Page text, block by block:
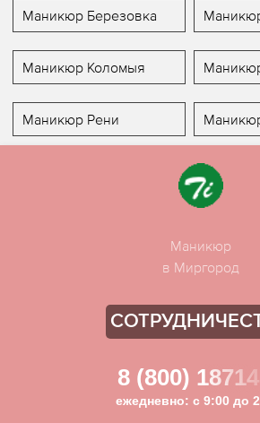
Маникюр Березовка
Маникюр Коломыя
Маникюр Рени
Маникюр
в Миргород
8 (800)
ежедневно: с 9:00 до